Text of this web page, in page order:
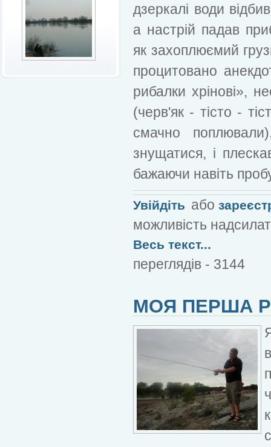
дзеркалі води
а настрій падав
як захоплюємий
процитовано
рибалки хрінові»,
(черв'як - тісто -
смачно
знущатися, і
бажаючи навіть
Увійдіть або
можливість
Весь текст...
переглядів - 3144
МОЯ ПЕРША